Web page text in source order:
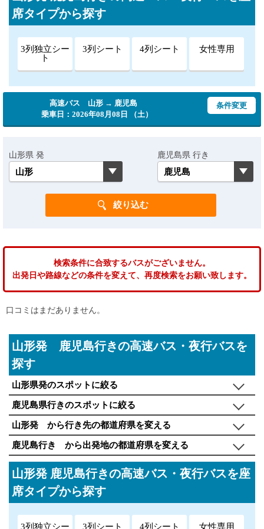
席タイプから探す
3列独立シー
ト
3列シート 4列シート 女性専用
高速バス 山形 → 鹿児島
乗車日：2026年08月08日 （土）
条件変更
山形県 発 鹿児島県 行き
検索条件に合致するバスがございません。
出発日や路線などの条件を変えて、再度検索をお願い致します。
口コミはまだありません。
山形発 鹿児島行きの高速バス・夜行バスを
探す
山形県発のスポットに絞る
鹿児島県行きのスポットに絞る
山形発 から行き先の都道府県を変える
鹿児島行き から出発地の都道府県を変える
山形発 鹿児島行きの高速バス・夜行バスを座
席タイプから探す
3列独立シー 3列シート 4列シート 女性専用